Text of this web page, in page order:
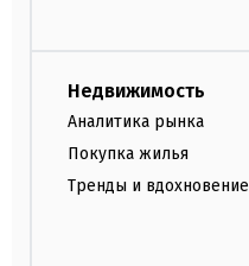
Недвижимость
Аналитика рынка
Покупка жилья
Тренды и вдохновение